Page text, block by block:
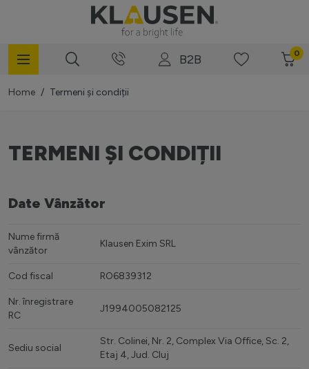
B2B 0
Home / Termeni și condiții
TERMENI ȘI CONDIȚII
Date Vânzător
Nume firmă
vânzător
Klausen Exim SRL
Cod fiscal RO6839312
Nr. înregistrare
RC
J1994005082125
Sediu social
Str. Colinei, Nr. 2, Complex Via Office, Sc. 2,
Etaj 4, Jud. Cluj